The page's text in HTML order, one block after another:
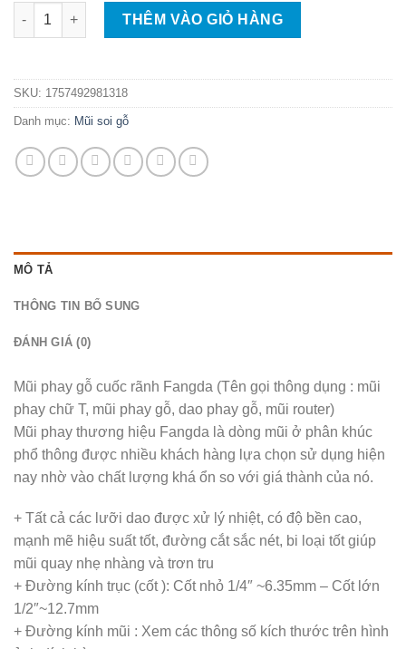
Mũi phay gỗ cuốc rãnh 2 cánh, cốt 6.35mm - 12.7mm (Mũi
THÊM VÀO GIỎ HÀNG
SKU: 1757492981318
Danh mục: Mũi soi gỗ
MÔ TẢ
THÔNG TIN BỔ SUNG
ĐÁNH GIÁ (0)
Mũi phay gỗ cuốc rãnh Fangda (Tên gọi thông dụng : mũi
phay chữ T, mũi phay gỗ, dao phay gỗ, mũi router)
Mũi phay thương hiệu Fangda là dòng mũi ở phân khúc
phổ thông được nhiều khách hàng lựa chọn sử dụng hiện
nay nhờ vào chất lượng khá ổn so với giá thành của nó.
+ Tất cả các lưỡi dao được xử lý nhiệt, có độ bền cao,
mạnh mẽ hiệu suất tốt, đường cắt sắc nét, bi loại tốt giúp
mũi quay nhẹ nhàng và trơn tru
+ Đường kính trục (cốt ): Cốt nhỏ 1/4″ ~6.35mm – Cốt lớn
1/2″~12.7mm
+ Đường kính mũi : Xem các thông số kích thước trên hình